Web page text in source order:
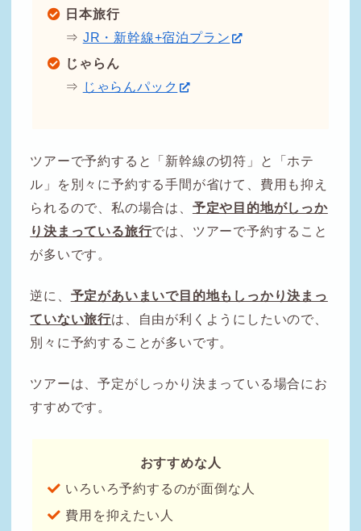
日本旅行
⇒ JR・新幹線+宿泊プラン
じゃらん
⇒ じゃらんパック
ツアーで予約すると「新幹線の切符」と「ホテ
ル」を別々に予約する手間が省けて、費用も抑え
られるので、私の場合は、 予定や目的地がしっか
り決まっている旅行では、ツアーで予約すること
が多いです。
逆に、 予定があいまいで目的地もしっかり決まっ
ていない旅行は、自由が利くようにしたいので、
別々に予約することが多いです。
ツアーは、予定がしっかり決まっている場合にお
すすめです。
おすすめな人
いろいろ予約するのが面倒な人
費用を抑えたい人